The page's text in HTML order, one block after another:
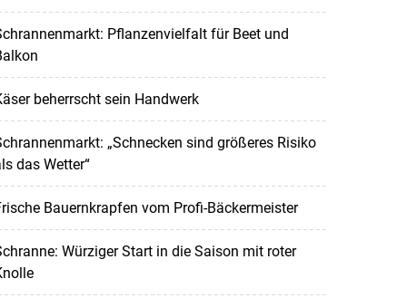
Pflanzenvielfalt für Beet und
beherrscht sein Handwerk
„Schnecken sind größeres Risiko
das Wetter“
Bauernkrapfen vom Profi-Bäckermeister
Würziger Start in die Saison mit roter